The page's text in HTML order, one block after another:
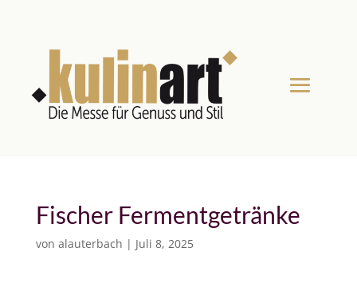
Fischer Fermentgetränke
von alauterbach | Juli 8, 2025